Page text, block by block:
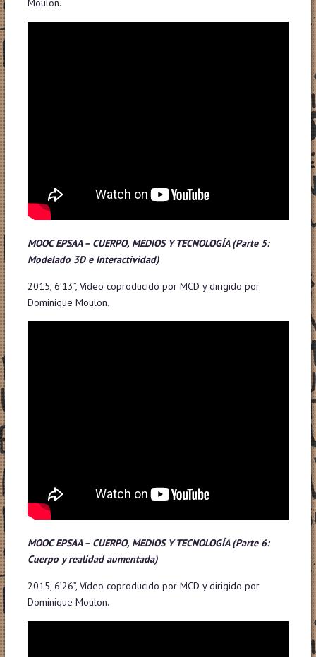
Moulon.
MOOC EPSAA – CUERPO, MEDIOS Y TECNOLOGÍA(Parte 5:
Modelado 3D e Interactividad)
2015, 6’13”, Vídeo coproducido por MCD y dirigido por
Dominique Moulon.
MOOC EPSAA – CUERPO, MEDIOS Y TECNOLOGÍA(Parte 6:
Cuerpo y realidad aumentada)
2015, 6’26”, Vídeo coproducido por MCD y dirigido por
Dominique Moulon.